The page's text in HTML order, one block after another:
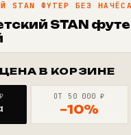
STAN ФУТЕР БЕЗ
STAN
В КОРЗИНЕ
ОТ 50 000 ₽
−10%